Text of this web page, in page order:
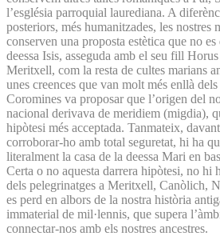
l’església parroquial laurediana. A
posteriors, més humanitzades, les nostres
conserven una proposta estètica que no
deessa Isis, asseguda amb el seu fill
Meritxell, com la resta de cultes marians
unes creences que van molt més enllà
Coromines va proposar que l’origen del
nacional derivava de meridiem (migdia),
hipòtesi més acceptada. Tanmateix,
corroborar-ho amb total seguretat, hi ha
literalment la casa de la deessa Mari en
Certa o no aquesta darrera hipòtesi, no hi
dels pelegrinatges a Meritxell, Canòlich,
es perd en albors de la nostra història
immaterial de mil·lennis, que supera
connectar-nos amb els nostres ancestres.